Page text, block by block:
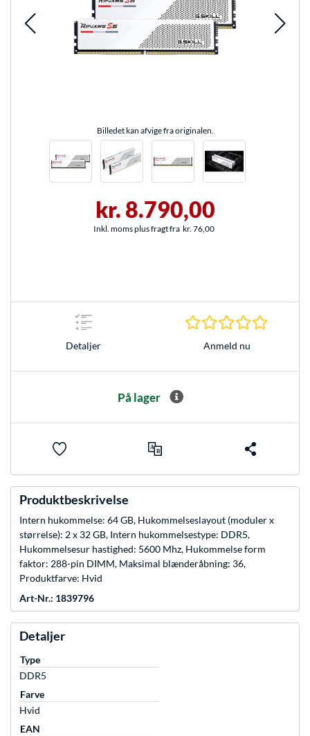
Billedet kan afvige fra originalen.
kr. 8.790,00
Inkl. moms plus fragt fra kr. 76,00
Detaljer Anmeld nu
På lager
Produktbeskrivelse
Intern hukommelse: 64 GB, Hukommelseslayout (moduler x
størrelse): 2 x 32 GB, Intern hukommelsestype: DDR5,
Hukommelsesur hastighed: 5600 Mhz, Hukommelse form
faktor: 288-pin DIMM, Maksimal blænderåbning: 36,
Produktfarve: Hvid
Art-Nr.: 1839796
Detaljer
Type
DDR5
Farve
Hvid
EAN